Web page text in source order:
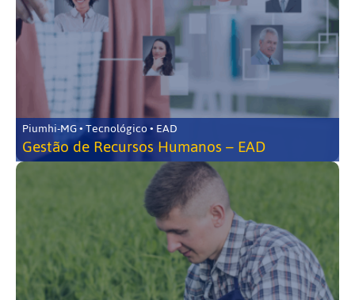
Piumhi-MG • Tecnológico • EAD
Gestão de Recursos Humanos – EAD